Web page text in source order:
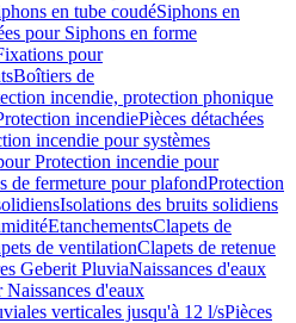
en tube coudéSiphons en
pour Siphons en forme
pour
Boîtiers de
incendie, protection phonique
incendiePièces détachées
incendie pour systèmes
Protection incendie pour
de fermeture pour plafondProtection
Isolations des bruits solidiens
EtanchementsClapets de
de ventilationClapets de retenue
Geberit PluviaNaissances d'eaux
Naissances d'eaux
verticales jusqu'à 12 l/sPièces